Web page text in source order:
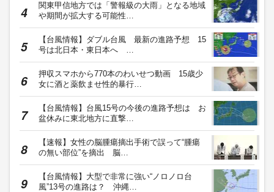
関東甲信地方では「警報級の大雨」となる地域
や期間が拡大する可能性…
【台風情報】ダブル台風 最新の進路予想 15
号は北日本・東日本へ …
押収スマホから770本のわいせつ動画 15歳少
女に酒と薬飲ませ性的暴行…
【台風情報】台風15号の今後の進路予想は お
盆休みに東北地方に直撃…
【速報】女性の脳腫瘍摘出手術で誤って“腫瘍
の無い部位”を摘出 脳…
【台風情報】大型で非常に強い“ノロノロ台
風”13号の進路は？ 沖縄…